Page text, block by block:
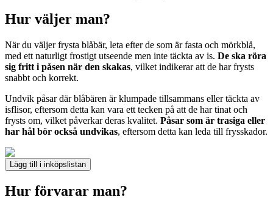
Hur väljer man?
När du väljer frysta blåbär, leta efter de som är fasta och mörkblå,
med ett naturligt frostigt utseende men inte täckta av is. De ska röra
sig fritt i påsen när den skakas, vilket indikerar att de har frysts
snabbt och korrekt.
Undvik påsar där blåbären är klumpade tillsammans eller täckta av
isflisor, eftersom detta kan vara ett tecken på att de har tinat och
frysts om, vilket påverkar deras kvalitet. Påsar som är trasiga eller
har hål bör också undvikas, eftersom detta kan leda till frysskador.
Lägg till i inköpslistan
Hur förvarar man?